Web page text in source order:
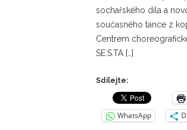
sochařského díla a
současného tance z
Centrem
SE.S.TA […]
Sdílejte:
WhatsApp